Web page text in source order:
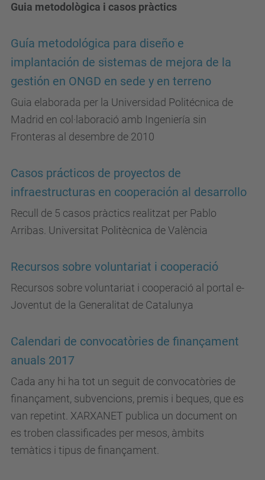
Guia metodològica i casos pràctics
Guía metodológica para diseño e
implantación de sistemas de mejora de la
gestión en ONGD en sede y en terreno
Guia elaborada per la Universidad Politécnica de
Madrid en col·laboració amb Ingeniería sin
Fronteras al desembre de 2010
Casos prácticos de proyectos de
infraestructuras en cooperación al desarrollo
Recull de 5 casos pràctics realitzat per Pablo
Arribas. Universitat Politècnica de València
Recursos sobre voluntariat i cooperació
Recursos sobre voluntariat i cooperació al portal e-
Joventut de la Generalitat de Catalunya
Calendari de convocatòries de finançament
anuals 2017
Cada any hi ha tot un seguit de convocatòries de
finançament, subvencions, premis i beques, que es
van repetint. XARXANET publica un document on
es troben classificades per mesos, àmbits
temàtics i tipus de finançament.